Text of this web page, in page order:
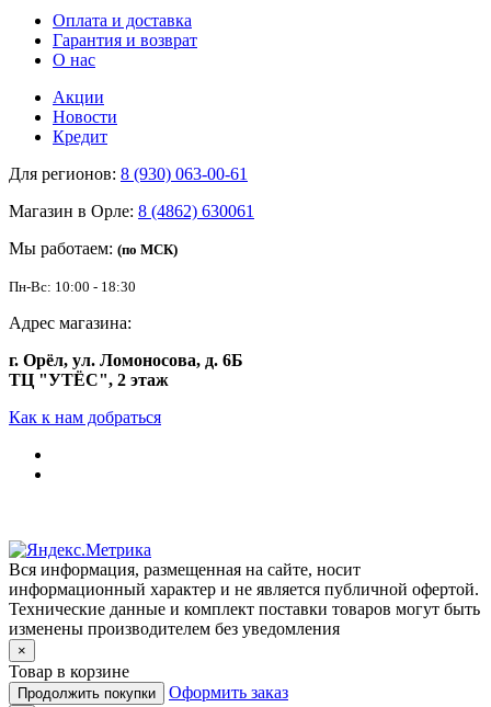
Оплата и доставка
Гарантия и возврат
О нас
Акции
Новости
Кредит
Для регионов: 8 (930) 063-00-61
Магазин в Орле: 8 (4862) 630061
Мы работаем: (по МСК)
Пн-Вс: 10:00 - 18:30
Адрес магазина:
г. Орёл, ул. Ломоносова, д. 6Б
ТЦ "УТЁС", 2 этаж
Как к нам добраться
Вся информация, размещенная на сайте, носит
информационный характер и не является публичной офертой.
Технические данные и комплект поставки товаров могут быть
изменены производителем без уведомления
×
Товар в корзине
Продолжить покупки Оформить заказ